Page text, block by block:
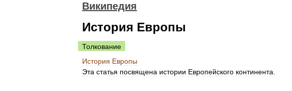
Википедия
История Европы
Толкование
История Европы
Эта статья посвящена истории Европейского континента